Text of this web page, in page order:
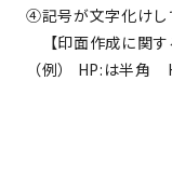
④記号が文字化けし
【印面作成に関す
（例） HP:は半